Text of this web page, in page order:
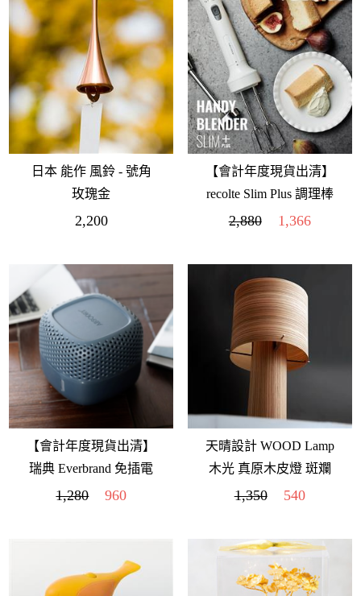
日本 能作 風鈴 - 號角
玫瑰金
2,200
【會計年度現貨出清】
recolte Slim Plus 調理棒
全配組 典雅白
2,880 1,366
【會計年度現貨出清】
瑞典 Everbrand 免插電
除溼 乾乾好 Absodry
1,280 960
天晴設計 WOOD Lamp
木光 真原木皮燈 斑斕
木
1,350 540